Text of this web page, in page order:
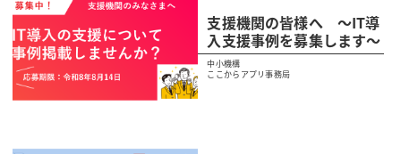
支援機関の皆様へ ～IT導
入支援事例を募集します～
中小機構
ここからアプリ事務局